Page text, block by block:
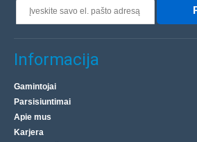
Informacija
Gamintojai
Parsisiuntimai
Apie mus
Karjera